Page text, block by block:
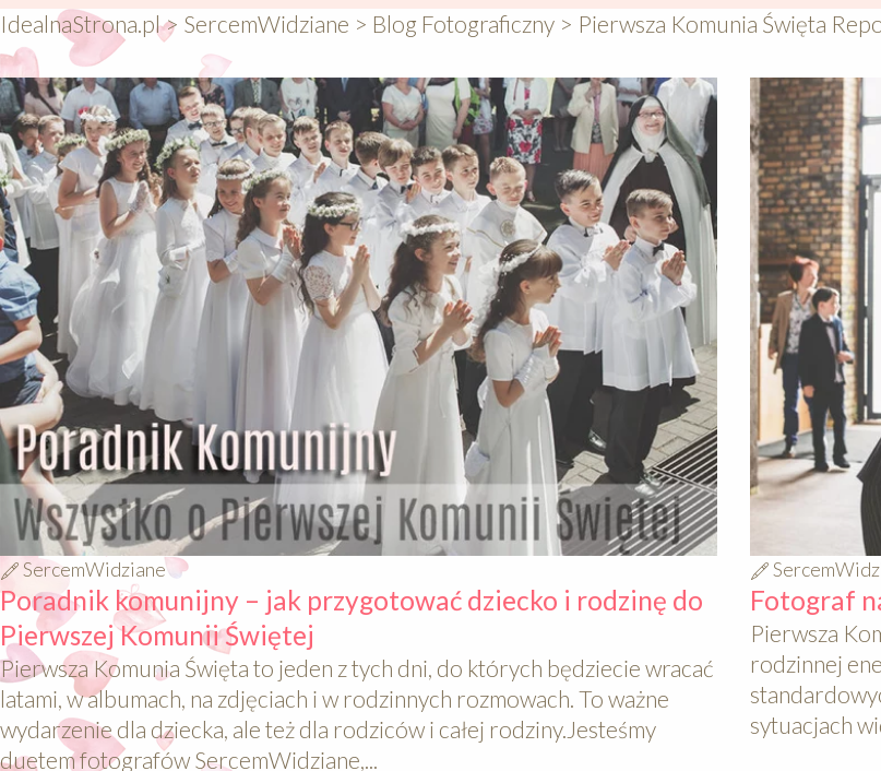
IdealnaStrona.pl> SercemWidziane > Blog Fotograficzny > Pierwsza Komunia Święta
640
SercemWidziane
Poradnik komunijny – jak przygotować dziecko i rodzinę do
Pierwszej Komunii Świętej
Pierwsza Komunia Święta to jeden z tych dni, do których będziecie wracać
latami, w albumach, na zdjęciach i w rodzinnych rozmowach. To ważne
wydarzenie dla dziecka, ale też dla rodziców i całej rodziny.Jesteśmy
duetem fotografów SercemWidziane,...
640
Fotograf
Pierwsza
rodzinnej
sytuacjach